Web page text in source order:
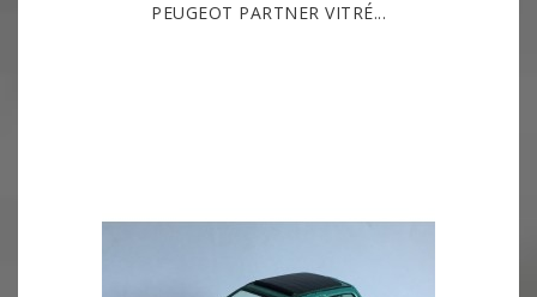
PEUGEOT PARTNER VITRÉ...